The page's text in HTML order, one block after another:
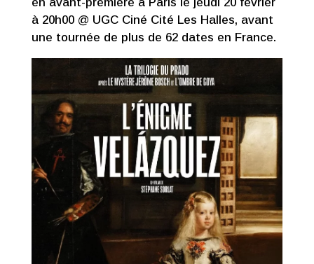
à 20h00 @ UGC Ciné Cité Les Halles, avant
une tournée de plus de 62 dates en France.